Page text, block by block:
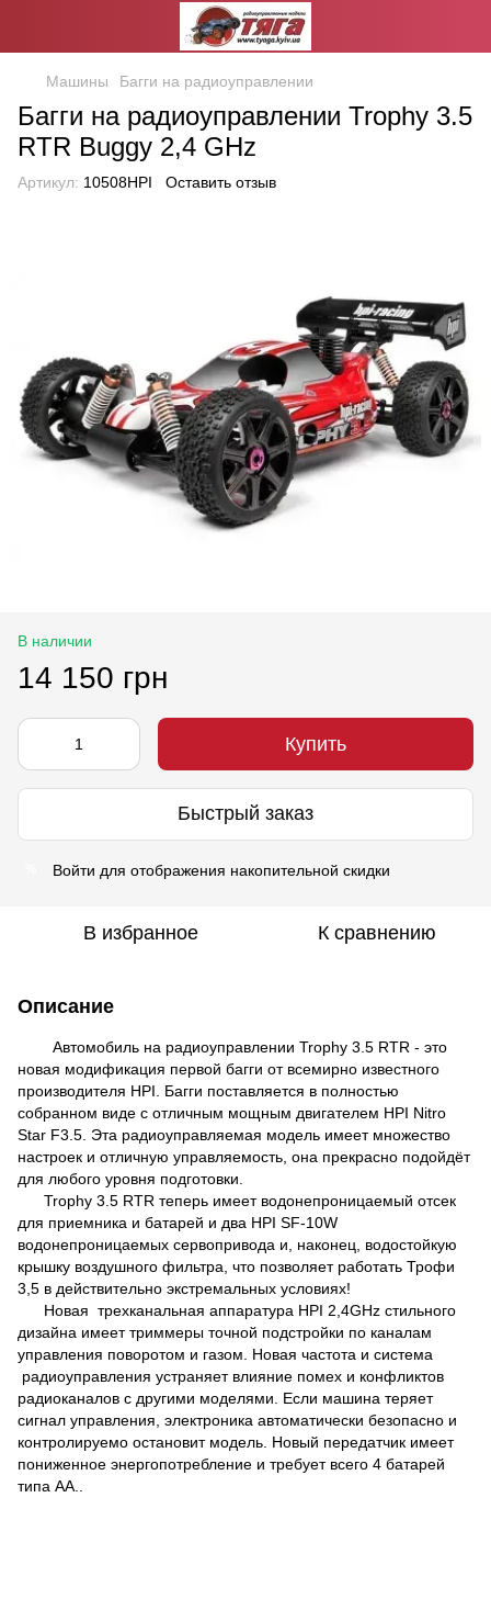
Машины Багги на радиоуправлении
Багги на радиоуправлении Trophy 3.5
RTR Buggy 2,4 GHz
Артикул: 10508HPI Оставить отзыв
В наличии
14 150 грн
Купить
Быстрый заказ
Войти для отображения накопительной скидки
В избранное К сравнению
Описание
Автомобиль на радиоуправлении Trophy 3.5 RTR - это
новая модификация первой багги от всемирно известного
производителя HPI. Багги поставляется в полностью
собранном виде с отличным мощным двигателем HPI Nitro
Star F3.5. Эта радиоуправляемая модель имеет множество
настроек и отличную управляемость, она прекрасно подойдёт
для любого уровня подготовки.
Trophy 3.5 RTR теперь имеет водонепроницаемый отсек
для приемника и батарей и два HPI SF-10W
водонепроницаемых сервопривода и, наконец, водостойкую
крышку воздушного фильтра, что позволяет работать Трофи
3,5 в действительно экстремальных условиях!
Новая трехканальная аппаратура HPI 2,4GHz стильного
дизайна имеет триммеры точной подстройки по каналам
управления поворотом и газом. Новая частота и система
радиоуправления устраняет влияние помех и конфликтов
радиоканалов с другими моделями.
Если машина теряет
сигнал управления, электроника автоматически безопасно и
контролируемо остановит модель. Новый передатчик имеет
пониженное энергопотребление и требует всего 4 батарей
типа АА..